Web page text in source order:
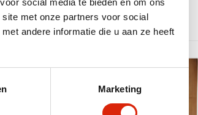
met onze partners voor social
andere informatie die u aan ze heeft
Marketing